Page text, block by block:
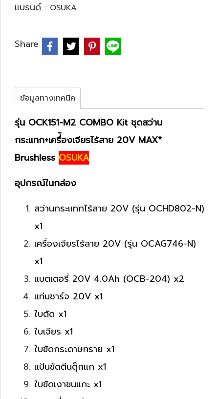
แบรนด์ : OSUKA
Share
ข้อมูลทางเทคนิค
รุ่น OCK151-M2 COMBO Kit ชุดสว่าน
กระแทก+เครื่้องเจียรไร้สาย 20V MAX*
Brushless OSUKA
อุปกรณ์ในกล่อง
สว่านกระแทกไร้สาย 20V (รุ่น OCHD802-N)
x1
เครื่องเจียรไร้สาย 20V (รุ่น OCAG746-N)
x1
แบตเตอรี่ 20V 4.0Ah (OCB-204) x2
แท่นชาร์จ 20V x1
ใบตัด x1
ใบเจียร x1
ใบขัดกระดาษทราย x1
แป้นขัดตีนตุ๊กแก x1
ใบขัดเงาขนแกะ x1